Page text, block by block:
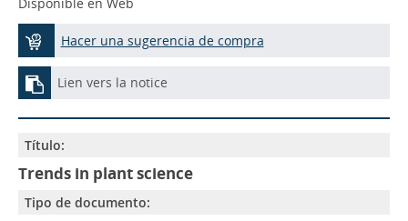
Hacer una sugerencia de compra
Lien vers la notice
Título:
Trends in plant science
Tipo de documento: